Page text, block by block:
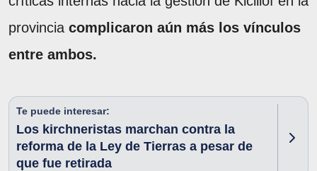
provincia complicaron aún más los vínculos
entre ambos.
Te puede interesar:
Los kirchneristas marchan contra la
reforma de la Ley de Tierras a pesar de
que fue retirada